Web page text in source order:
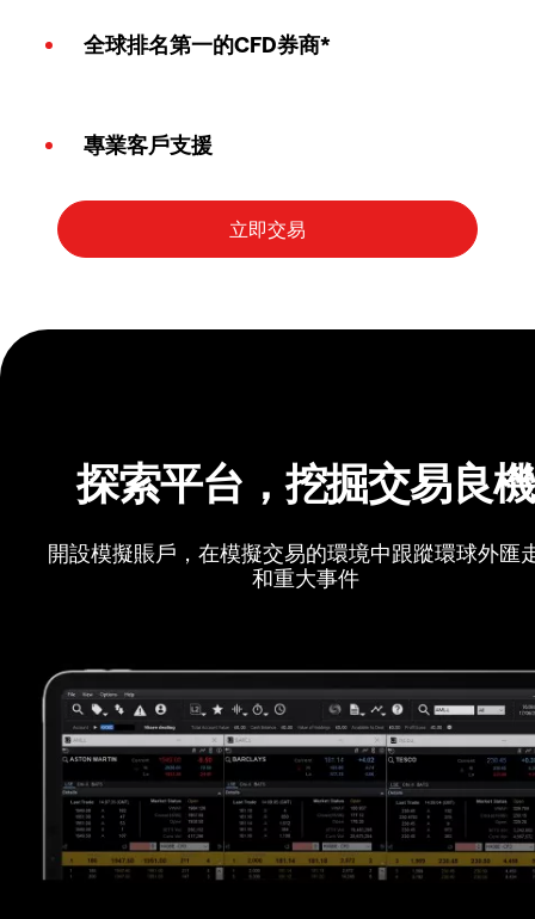
全球排名第一的CFD券商*
專業客戶支援
探索平台，挖掘交易良機
開設模擬賬戶，在模擬交易的環境中跟蹤環球外匯
和重大事件